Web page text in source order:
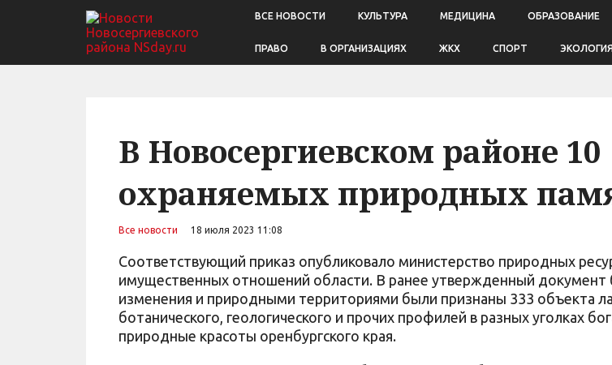
ВСЕ НОВОСТИ КУЛЬТУРА МЕДИЦИНА ОБРАЗОВАНИЕ
ПРАВО В ОРГАНИЗАЦИЯХ ЖКХ СПОРТ
В Новосергиевском районе 10
охраняемых природных
Все новости 18 июля 2023 11:08
Соответствующий приказ опубликовало министерство природных
имущественных отношений области. В ранее утвержденный документ
изменения и природными территориями были признаны 333 объекта
ботанического, геологического и прочих профилей в разных уголках
природные красоты оренбургского края.